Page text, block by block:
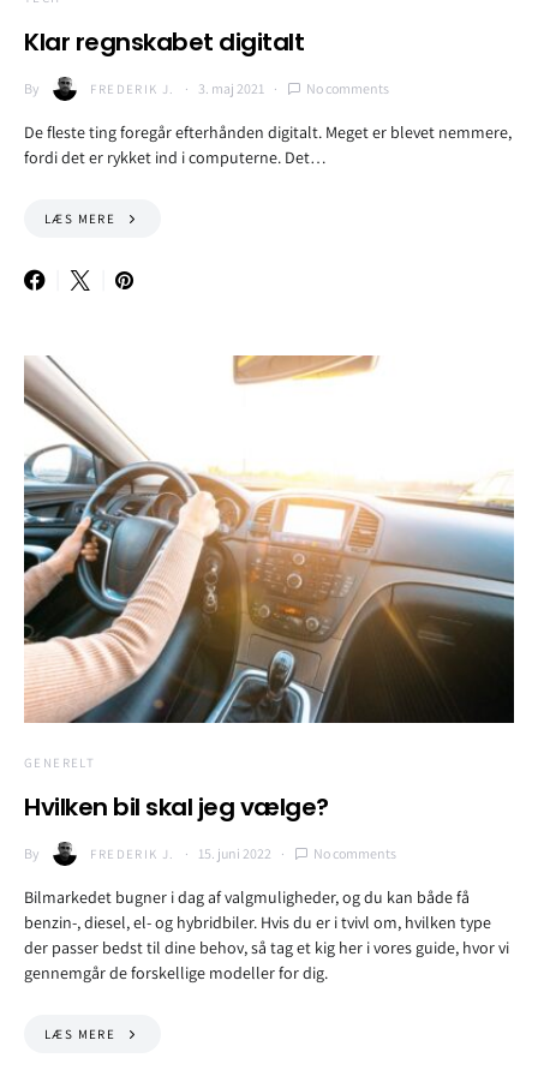
Klar regnskabet digitalt
By FREDERIK J. 3. maj 2021 No comments
De fleste ting foregår efterhånden digitalt. Meget er blevet nemmere,
fordi det er rykket ind i computerne. Det…
LÆS MERE
GENERELT
Hvilken bil skal jeg vælge?
By FREDERIK J. 15. juni 2022 No comments
Bilmarkedet bugner i dag af valgmuligheder, og du kan både få
benzin-, diesel, el- og hybridbiler. Hvis du er i tvivl om, hvilken type
der passer bedst til dine behov, så tag et kig her i vores guide, hvor vi
gennemgår de forskellige modeller for dig.
LÆS MERE